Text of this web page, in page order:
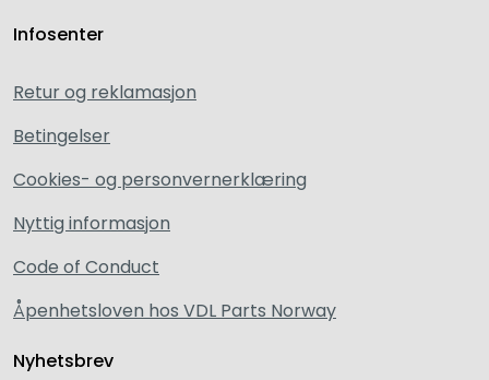
Infosenter
Retur og reklamasjon
Betingelser
Cookies- og personvernerklæring
Nyttig informasjon
Code of Conduct
Åpenhetsloven hos VDL Parts Norway
Nyhetsbrev